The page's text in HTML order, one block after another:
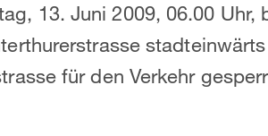
13. Juni 2009, 06.00
für den Verkehr